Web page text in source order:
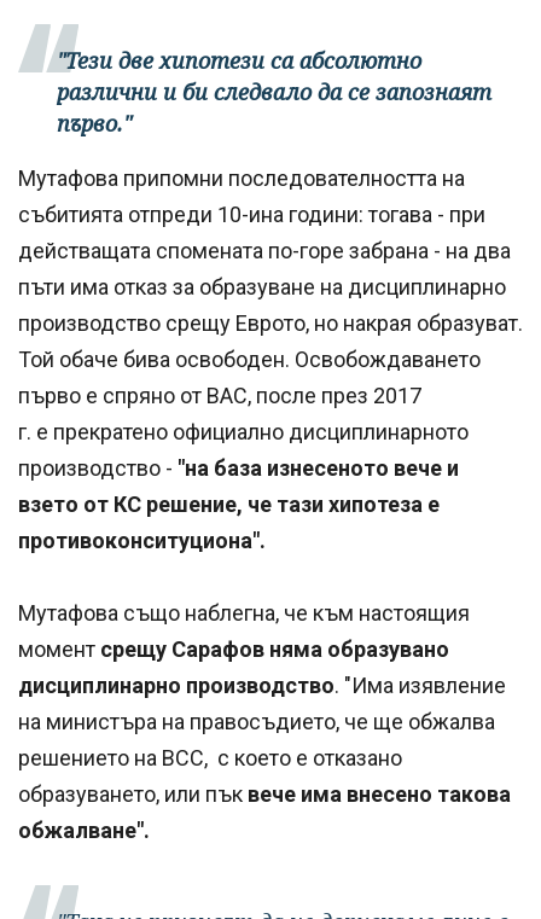
"Тези две хипотези са абсолютно
различни и би следвало да се запознаят
първо."
Мутафова припомни последователността на
събитията отпреди 10-ина години: тогава - при
действащата спомената по-горе забрана - на два
пъти има отказ за образуване на дисциплинарно
производство срещу Еврото, но накрая образуват.
Той обаче бива освободен. Освобождаването
първо е спряно от ВАС, после през 2017
г. е прекратено официално дисциплинарното
производство - "на база изнесеното вече и
взето от КС решение, че тази хипотеза е
противоконситуциона".
Мутафова също наблегна, че към настоящия
момент срещу Сарафов няма образувано
дисциплинарно производство. "Има изявление
на министъра на правосъдието, че ще обжалва
решението на ВСС, с което е отказано
образуването, или пък вече има внесено такова
обжалване".